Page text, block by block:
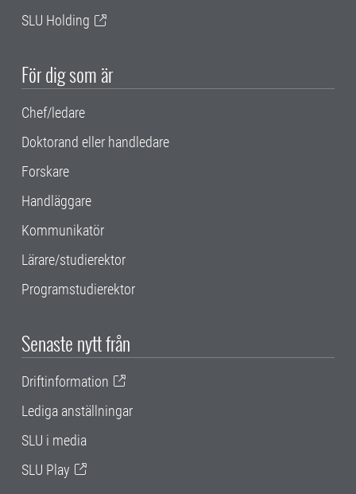
SLU Holding
För dig som är
Chef/ledare
Doktorand eller handledare
Forskare
Handläggare
Kommunikatör
Lärare/studierektor
Programstudierektor
Senaste nytt från
Driftinformation
Lediga anställningar
SLU i media
SLU Play